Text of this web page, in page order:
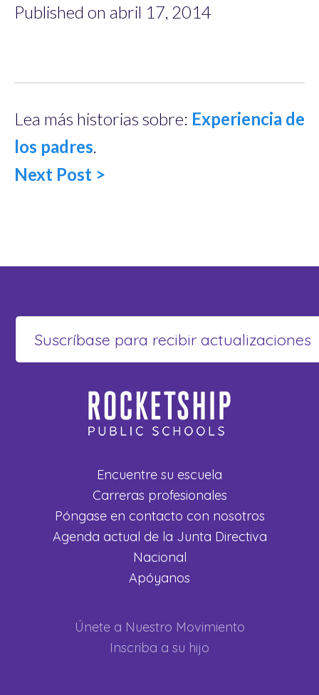
Published on abril 17, 2014
Lea más historias sobre: Experiencia de
los padres
Next Post >
Encuentre su escuela
Carreras profesionales
Póngase en contacto con nosotros
Agenda actual de la Junta Directiva
Nacional
Apóyanos
Únete a Nuestro Movimiento
Inscriba a su hijo